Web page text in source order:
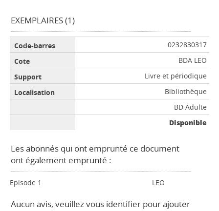
EXEMPLAIRES (1)
0232830317
BDA LEO
Livre et périodique
Bibliothèque
BD Adulte
Disponible
Les abonnés qui ont emprunté ce document
ont également emprunté :
Episode 1 LEO
Aucun avis, veuillez vous identifier pour ajouter